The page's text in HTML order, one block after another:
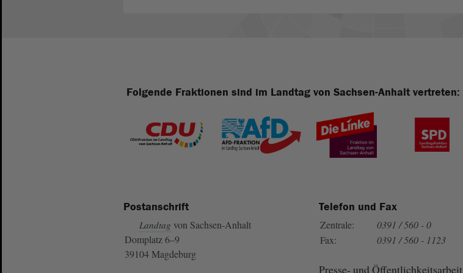
Folgende Fraktionen sind im Landtag von Sachsen-Anhalt vertreten:
Postanschrift
Landtag von Sachsen-Anhalt
Domplatz 6–9
39104 Magdeburg
Telefon und Fax
Zentrale:
0391 / 560 - 0
Fax:
0391 / 560 - 1123
Presse- und Öffentlichkeitsarbeit